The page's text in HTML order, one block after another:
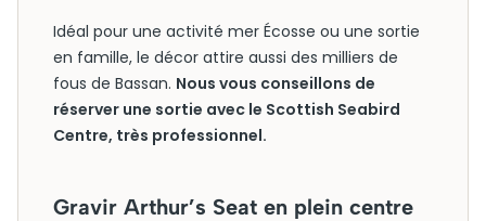
Idéal pour une activité mer Écosse ou une sortie
en famille, le décor attire aussi des milliers de
fous de Bassan. Nous vous conseillons de
réserver une sortie avec le Scottish Seabird
Centre, très professionnel.
Gravir Arthur’s Seat en plein centre